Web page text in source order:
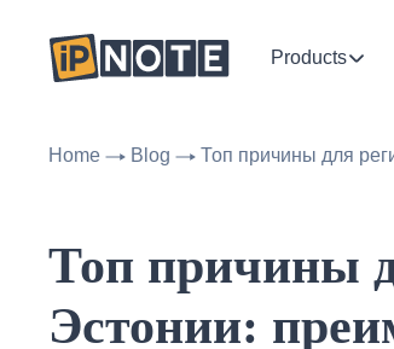
Products
Home Blog Топ причины для
Топ причины
Эстонии: